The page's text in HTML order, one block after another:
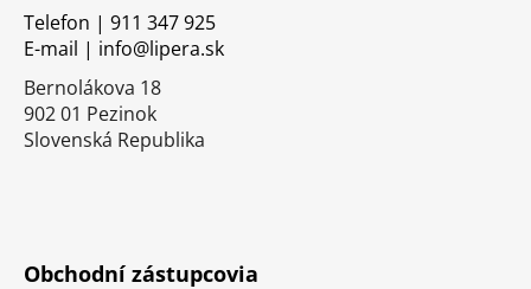
Telefon | 911 347 925
E-mail | info@lipera.sk
Bernolákova 18
902 01 Pezinok
Slovenská Republika
Obchodní zástupcovia